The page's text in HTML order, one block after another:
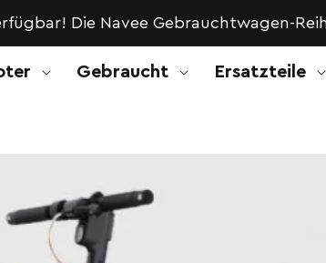
Die Navee Gebrauchtwagen-
Gebraucht Ersatzteile